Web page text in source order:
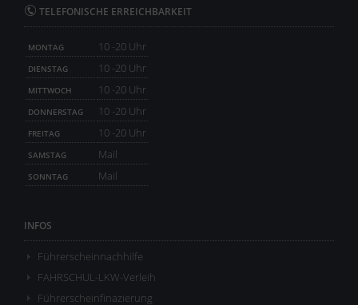
TELEFONISCHE ERREICHBARKEIT
MONTAG 10 -20 Uhr
DIENSTAG 10 -20 Uhr
MITTWOCH 10 -20 Uhr
DONNERSTAG 10 -20 Uhr
FREITAG 10 -20 Uhr
SAMSTAG Mail
SONNTAG Mail
INFOS
Führerscheinnachhilfe
FAHRSCHUL-LKW-Verleih
Führerscheinfinazierung